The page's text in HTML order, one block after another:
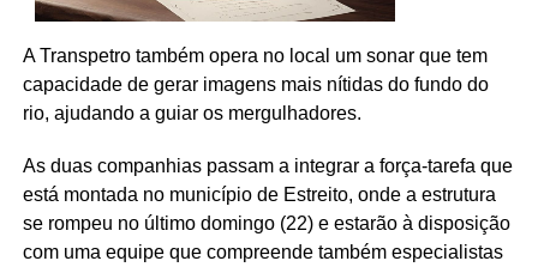
A Transpetro também opera no local um sonar que tem
capacidade de gerar imagens mais nítidas do fundo do
rio, ajudando a guiar os mergulhadores.
As duas companhias passam a integrar a força-tarefa que
está montada no município de Estreito, onde a estrutura
se rompeu no último domingo (22) e estarão à disposição
com uma equipe que compreende também especialistas